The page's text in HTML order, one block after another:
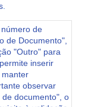
de
de Documento",
"Outro" para
inserir
observar
documento", o